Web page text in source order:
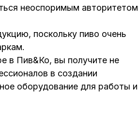
неоспоримым авторитетом
поскольку пиво очень
в Пив&Ко, вы получите не
в создании
оборудование для работы и